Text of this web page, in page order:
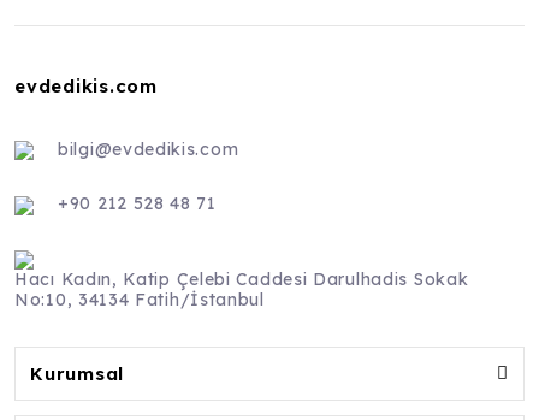
evdedikis.com
bilgi@evdedikis.com
+90 212 528 48 71
Hacı Kadın, Katip Çelebi Caddesi Darulhadis Sokak
No:10, 34134 Fatih/İstanbul
Kurumsal